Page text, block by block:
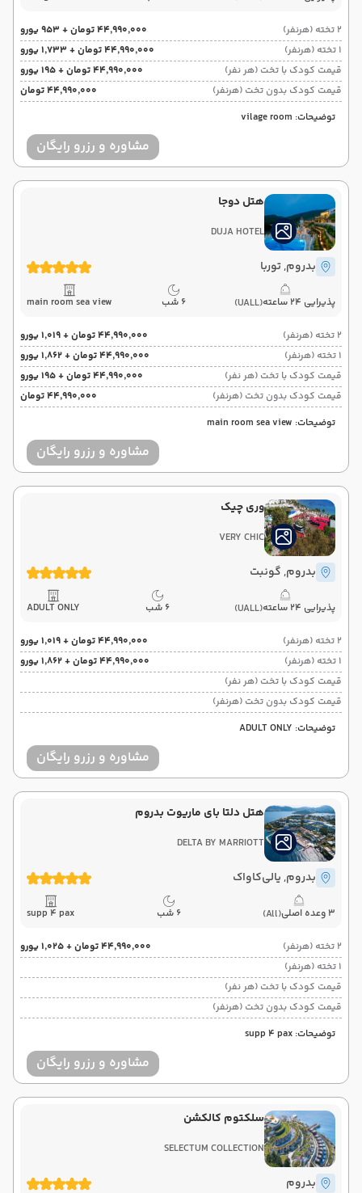
2 تخته (هرنفر)
۴۴٬۹۹۰٬۰۰۰ تومان + ۹۵۳ یورو
1 تخته (هرنفر)
۴۴٬۹۹۰٬۰۰۰ تومان + ۱٬۷۳۳ یورو
قیمت کودک با تخت (هر نفر)
۴۴٬۹۹۰٬۰۰۰ تومان + ۱۹۵ یورو
قیمت کودک بدون تخت (هرنفر)
۴۴٬۹۹۰٬۰۰۰ تومان
توضیحات: vilage room
مشاوره و رزرو رایگان
هتل دوجا
DUJA HOTEL
بدروم, توربا
پذیرایی 24 ساعته (UALL) 6 شب main room sea view
2 تخته (هرنفر)
۴۴٬۹۹۰٬۰۰۰ تومان + ۱٬۰۱۹ یورو
1 تخته (هرنفر)
۴۴٬۹۹۰٬۰۰۰ تومان + ۱٬۸۶۲ یورو
قیمت کودک با تخت (هر نفر)
۴۴٬۹۹۰٬۰۰۰ تومان + ۱۹۵ یورو
قیمت کودک بدون تخت (هرنفر)
۴۴٬۹۹۰٬۰۰۰ تومان
توضیحات: main room sea view
مشاوره و رزرو رایگان
وری چیک
VERY CHIC
بدروم, گونبت
پذیرایی 24 ساعته (UALL) 6 شب ADULT ONLY
2 تخته (هرنفر)
۴۴٬۹۹۰٬۰۰۰ تومان + ۱٬۰۱۹ یورو
1 تخته (هرنفر)
۴۴٬۹۹۰٬۰۰۰ تومان + ۱٬۸۶۲ یورو
قیمت کودک با تخت (هر نفر)
قیمت کودک بدون تخت (هرنفر)
توضیحات: ADULT ONLY
مشاوره و رزرو رایگان
هتل دلتا بای ماریوت بدروم
DELTA BY MARRIOTT
بدروم, یالی‌کاواک
3 وعده اصلی (All) 6 شب supp 4 pax
2 تخته (هرنفر)
۴۴٬۹۹۰٬۰۰۰ تومان + ۱٬۰۲۵ یورو
1 تخته (هرنفر)
قیمت کودک با تخت (هر نفر)
قیمت کودک بدون تخت (هرنفر)
توضیحات: supp 4 pax
مشاوره و رزرو رایگان
سلکتوم کالکشن
SELECTUM COLLECTION
بدروم